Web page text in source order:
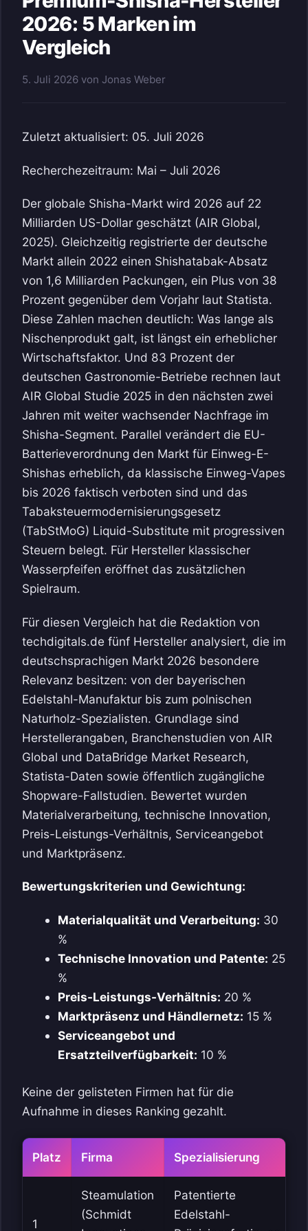
2026: 5 Marken im
Vergleich
5. Juli 2026 von Jonas Weber
Zuletzt aktualisiert: 05. Juli 2026
Recherchezeitraum: Mai – Juli 2026
Der globale Shisha-Markt wird 2026 auf 22
Milliarden US-Dollar geschätzt (AIR Global,
2025). Gleichzeitig registrierte der deutsche
Markt allein 2022 einen Shishatabak-Absatz
von 1,6 Milliarden Packungen, ein Plus von 38
Prozent gegenüber dem Vorjahr laut Statista.
Diese Zahlen machen deutlich: Was lange als
Nischenprodukt galt, ist längst ein erheblicher
Wirtschaftsfaktor. Und 83 Prozent der
deutschen Gastronomie-Betriebe rechnen laut
AIR Global Studie 2025 in den nächsten zwei
Jahren mit weiter wachsender Nachfrage im
Shisha-Segment. Parallel verändert die EU-
Batterieverordnung den Markt für Einweg-E-
Shishas erheblich, da klassische Einweg-Vapes
bis 2026 faktisch verboten sind und das
Tabaksteuermodernisierungsgesetz
(TabStMoG) Liquid-Substitute mit progressiven
Steuern belegt. Für Hersteller klassischer
Wasserpfeifen eröffnet das zusätzlichen
Spielraum.
Für diesen Vergleich hat die Redaktion von
techdigitals.de fünf Hersteller analysiert, die im
deutschsprachigen Markt 2026 besondere
Relevanz besitzen: von der bayerischen
Edelstahl-Manufaktur bis zum polnischen
Naturholz-Spezialisten. Grundlage sind
Herstellerangaben, Branchenstudien von AIR
Global und DataBridge Market Research,
Statista-Daten sowie öffentlich zugängliche
Shopware-Fallstudien. Bewertet wurden
Materialverarbeitung, technische Innovation,
Preis-Leistungs-Verhältnis, Serviceangebot
und Marktpräsenz.
Bewertungskriterien und Gewichtung:
Materialqualität und Verarbeitung: 30
%
Technische Innovation und Patente: 25
%
Preis-Leistungs-Verhältnis: 20 %
Marktpräsenz und Händlernetz: 15 %
Serviceangebot und
Ersatzteilverfügbarkeit: 10 %
Keine der gelisteten Firmen hat für die
Aufnahme in dieses Ranking gezahlt.
Platz Firma Spezialisierung
1
Steamulation
(Schmidt
Patentierte
Edelstahl-